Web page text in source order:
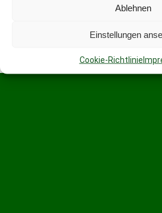
Ablehnen
Einstellungen
Cookie-Richtlinie